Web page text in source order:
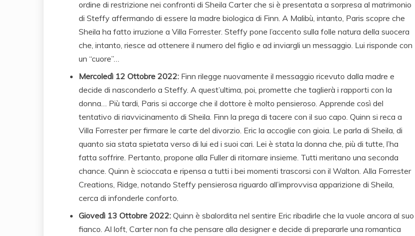
ordine di restrizione nei confronti di Sheila Carter che si è presentata a sorpresa al matrimonio
di Steffy affermando di essere la madre biologica di Finn. A Malibù, intanto, Paris scopre che
Sheila ha fatto irruzione a Villa Forrester. Steffy pone l’accento sulla folle natura della suocera
che, intanto, riesce ad ottenere il numero del figlio e ad inviargli un messaggio. Lui risponde con
un “cuore”…
Mercoledì 12 Ottobre 2022: Finn rilegge nuovamente il messaggio ricevuto dalla madre e
decide di nasconderlo a Steffy. A quest’ultima, poi, promette che taglierà i rapporti con la
donna… Più tardi, Paris si accorge che il dottore è molto pensieroso. Apprende così del
tentativo di riavvicinamento di Sheila. Finn la prega di tacere con il suo capo. Quinn si reca a
Villa Forrester per firmare le carte del divorzio. Eric la accoglie con gioia. Le parla di Sheila, di
quanto sia stata spietata verso di lui ed i suoi cari. Lei è stata la donna che, più di tutte, l’ha
fatta soffrire. Pertanto, propone alla Fuller di ritornare insieme. Tutti meritano una seconda
chance. Quinn è scioccata e ripensa a tutti i bei momenti trascorsi con il Walton. Alla Forrester
Creations, Ridge, notando Steffy pensierosa riguardo all’improvvisa apparizione di Sheila,
cerca di infonderle conforto.
Giovedì 13 Ottobre 2022: Quinn è sbalordita nel sentire Eric ribadirle che la vuole ancora al suo
fianco. Al loft, Carter non fa che pensare alla designer e decide di prepararle una romantica